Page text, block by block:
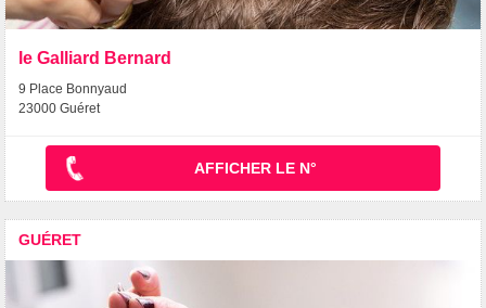
le Galliard Bernard
9 Place Bonnyaud
23000 Guéret
AFFICHER LE N°
GUÉRET